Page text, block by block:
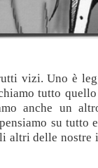
vizi. Uno è
tutto
anche un
su tutto
altri delle nostre